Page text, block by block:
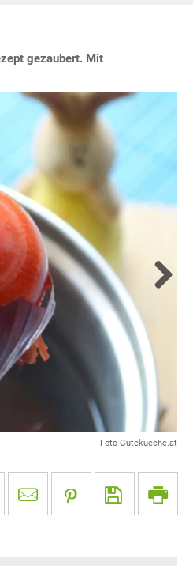
gezaubert. Mit
Foto Gutekueche.at